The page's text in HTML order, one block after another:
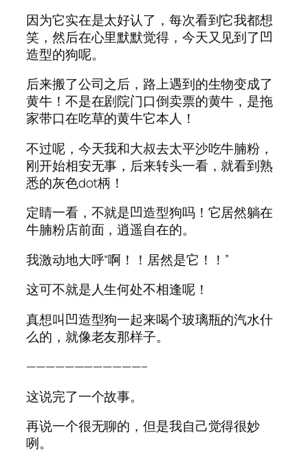
因为它实在是太好认了，每次看到它我都想
笑，然后在心里默默觉得，今天又见到了凹
造型的狗呢。
后来搬了公司之后，路上遇到的生物变成了
黄牛！不是在剧院门口倒卖票的黄牛，是拖
家带口在吃草的黄牛它本人！
不过呢，今天我和大叔去太平沙吃牛腩粉，
刚开始相安无事，后来转头一看，就看到熟
悉的灰色dot柄！
定睛一看，不就是凹造型狗吗！它居然躺在
牛腩粉店前面，逍遥自在的。
我激动地大呼“啊！！居然是它！！”
这可不就是人生何处不相逢呢！
真想叫凹造型狗一起来喝个玻璃瓶的汽水什
么的，就像老友那样子。
————————————–
这说完了一个故事。
再说一个很无聊的，但是我自己觉得很妙
咧。